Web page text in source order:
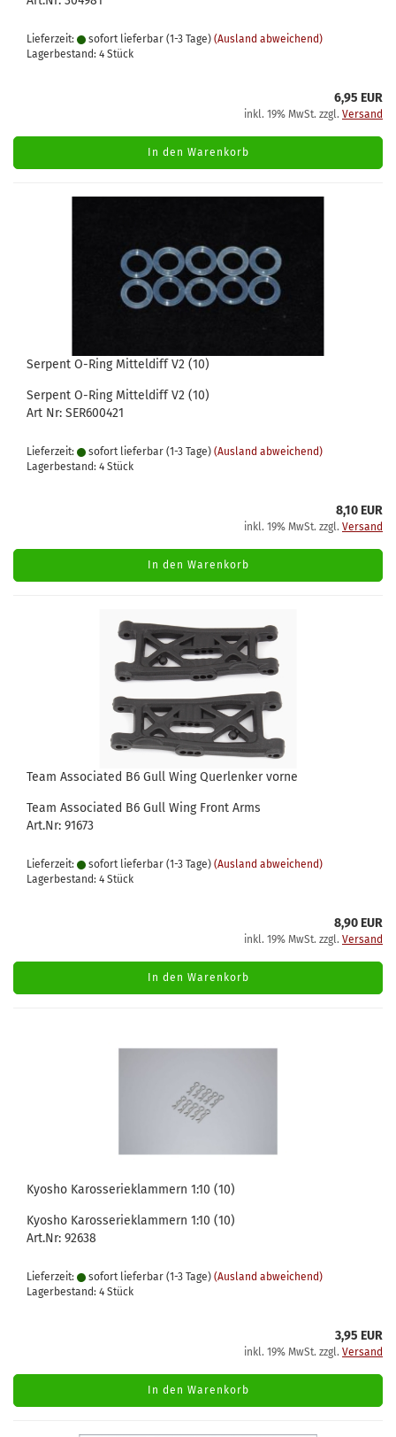
Lieferzeit: sofort lieferbar (1-3 Tage) (Ausland abweichend)
Lagerbestand: 4 Stück
6,95 EUR
inkl. 19% MwSt. zzgl. Versand
In den Warenkorb
Serpent O-Ring Mitteldiff V2 (10)
Serpent O-Ring Mitteldiff V2 (10)
Art Nr: SER600421
Lieferzeit: sofort lieferbar (1-3 Tage) (Ausland abweichend)
Lagerbestand: 4 Stück
8,10 EUR
inkl. 19% MwSt. zzgl. Versand
In den Warenkorb
Team Associated B6 Gull Wing Querlenker vorne
Team Associated B6 Gull Wing Front Arms
Art.Nr: 91673
Lieferzeit: sofort lieferbar (1-3 Tage) (Ausland abweichend)
Lagerbestand: 4 Stück
8,90 EUR
inkl. 19% MwSt. zzgl. Versand
In den Warenkorb
Kyosho Karosserieklammern 1:10 (10)
Kyosho Karosserieklammern 1:10 (10)
Art.Nr: 92638
Lieferzeit: sofort lieferbar (1-3 Tage) (Ausland abweichend)
Lagerbestand: 4 Stück
3,95 EUR
inkl. 19% MwSt. zzgl. Versand
In den Warenkorb